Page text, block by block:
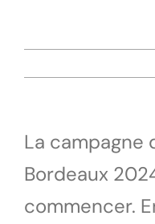
La campagne
Bordeaux
commencer.